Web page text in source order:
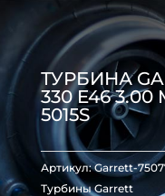
ТУРБИНА
330 E46 3.00
5015S
Артикул:Garrett-
Турбины Garrett